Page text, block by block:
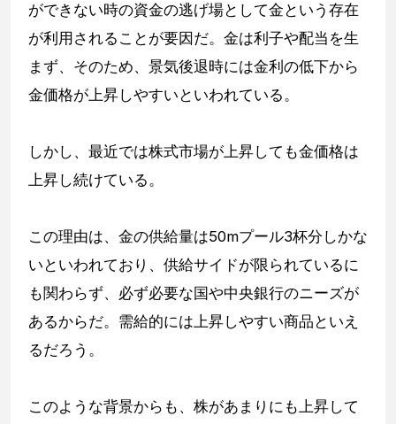
ができない時の資金の逃げ場として金という存在
が利用されることが要因だ。金は利子や配当を生
まず、そのため、景気後退時には金利の低下から
金価格が上昇しやすいといわれている。
しかし、最近では株式市場が上昇しても金価格は
上昇し続けている。
この理由は、金の供給量は50mプール3杯分しかな
いといわれており、供給サイドが限られているに
も関わらず、必ず必要な国や中央銀行のニーズが
あるからだ。需給的には上昇しやすい商品といえ
るだろう。
このような背景からも、株があまりにも上昇して